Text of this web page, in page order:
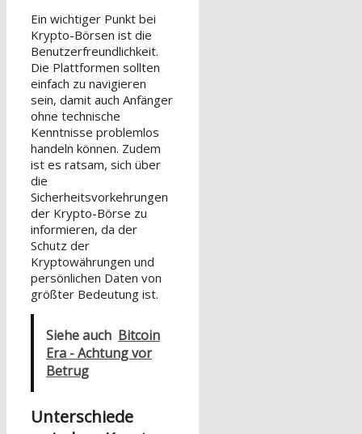
Ein wichtiger Punkt bei
Krypto-Börsen ist die
Benutzerfreundlichkeit.
Die Plattformen sollten
einfach zu navigieren
sein, damit auch Anfänger
ohne technische
Kenntnisse problemlos
handeln können. Zudem
ist es ratsam, sich über
die
Sicherheitsvorkehrungen
der Krypto-Börse zu
informieren, da der
Schutz der
Kryptowährungen und
persönlichen Daten von
größter Bedeutung ist.
Siehe auch Bitcoin
Era - Achtung vor
Betrug
Unterschiede